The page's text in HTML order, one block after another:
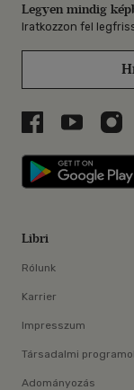
Legyen mindig
Iratkozzon fel
Libri aLibri a
Libri
Rólunk
Karrier
Impresszum
Társadalmi
Adományozás